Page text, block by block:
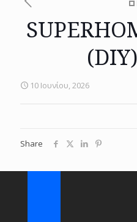
10 Ιουνίου, 2026
Share